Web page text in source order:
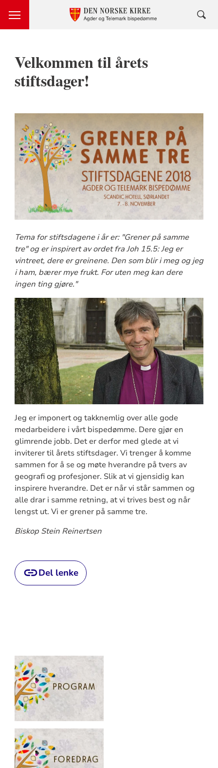
Velkommen til årets
stiftsdager!
Tema for stiftsdagene i år er: "Grener på samme
tre" og er inspirert av ordet fra Joh 15.5: Jeg er
vintreet, dere er greinene. Den som blir i meg og jeg
i ham, bærer mye frukt. For uten meg kan dere
ingen ting gjøre."
Jeg er imponert og takknemlig over alle gode
medarbeidere i vårt bispedømme. Dere gjør en
glimrende jobb. Det er derfor med glede at vi
inviterer til årets stiftsdager. Vi trenger å komme
sammen for å se og møte hverandre på tvers av
geografi og profesjoner. Slik at vi gjensidig kan
inspirere hverandre. Det er når vi står sammen og
alle drar i samme retning, at vi trives best og når
lengst ut. Vi er grener på samme tre.
Biskop Stein Reinertsen
Del lenke
Artikkelsnarveger